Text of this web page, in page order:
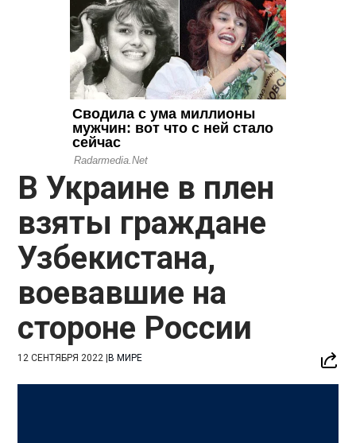
В Украине в плен
взяты граждане
Узбекистана,
воевавшие на
стороне России
12 СЕНТЯБРЯ 2022 |В МИРЕ